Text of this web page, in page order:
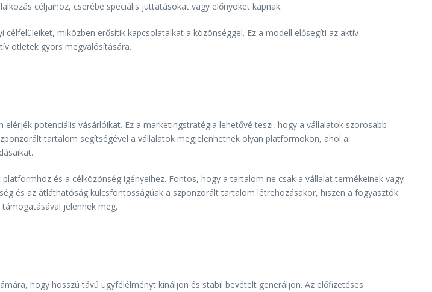
céljaihoz, cserébe speciális juttatásokat vagy előnyöket kapnak.
miközben erősítik kapcsolataikat a közönséggel. Ez a modell elősegíti az aktív
ötletek gyors megvalósítására.
potenciális vásárlóikat. Ez a marketingstratégia lehetővé teszi, hogy a vállalatok szorosabb
tartalom segítségével a vállalatok megjelenhetnek olyan platformokon, ahol a
és a célközönség igényeihez. Fontos, hogy a tartalom ne csak a vállalat termékeinek vagy
és az átláthatóság kulcsfontosságúak a szponzorált tartalom létrehozásakor, hiszen a fogyasztók
jelennek meg.
hogy hosszú távú ügyfélélményt kínáljon és stabil bevételt generáljon. Az előfizetéses